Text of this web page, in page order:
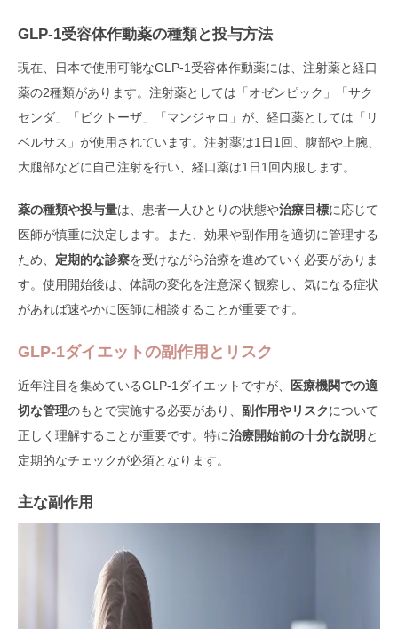
GLP-1受容体作動薬の種類と投与方法
現在、日本で使用可能なGLP-1受容体作動薬には、注射薬と経口
薬の2種類があります。注射薬としては「オゼンピック」「サク
センダ」「ビクトーザ」「マンジャロ」が、経口薬としては「リ
ベルサス」が使用されています。注射薬は1日1回、腹部や上腕、
大腿部などに自己注射を行い、経口薬は1日1回内服します。
薬の種類や投与量は、患者一人ひとりの状態や治療目標に応じて
医師が慎重に決定します。また、効果や副作用を適切に管理する
ため、 定期的な診察を受けながら治療を進めていく必要がありま
す。使用開始後は、体調の変化を注意深く観察し、気になる症状
があれば速やかに医師に相談することが重要です。
GLP-1ダイエットの副作用とリスク
近年注目を集めているGLP-1ダイエットですが、 医療機関での適
切な管理のもとで実施する必要があり、 副作用やリスクについて
正しく理解することが重要です。特に治療開始前の十分な説明と
定期的なチェックが必須となります。
主な副作用